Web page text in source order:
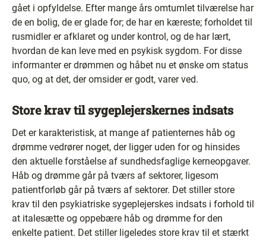
gået i opfyldelse. Efter mange års omtumlet tilværelse har
de en bolig, de er glade for; de har en kæreste; forholdet til
rusmidler er afklaret og under kontrol, og de har lært,
hvordan de kan leve med en psykisk sygdom. For disse
informanter er drømmen og håbet nu et ønske om status
quo, og at det, der omsider er godt, varer ved.
Store krav til sygeplejerskernes indsats
Det er karakteristisk, at mange af patienternes håb og
drømme vedrører noget, der ligger uden for og hinsides
den aktuelle forståelse af sundhedsfaglige kerneopgaver.
Håb og drømme går på tværs af sektorer, ligesom
patientforløb går på tværs af sektorer. Det stiller store
krav til den psykiatriske sygeplejerskes indsats i forhold til
at italesætte og oppebære håb og drømme for den
enkelte patient. Det stiller ligeledes store krav til et stærkt